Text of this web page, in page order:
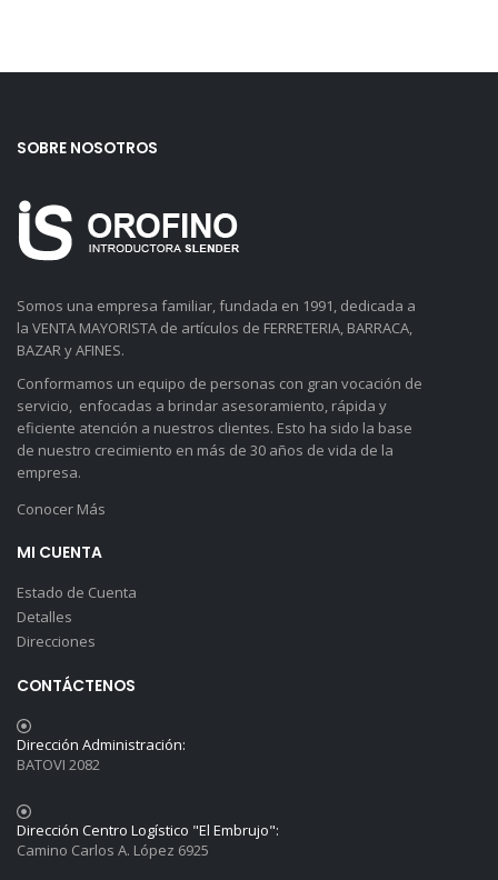
SOBRE NOSOTROS
Somos una empresa familiar, fundada en 1991, dedicada a
la VENTA MAYORISTA de artículos de FERRETERIA, BARRACA,
BAZAR y AFINES.
Conformamos un equipo de personas con gran vocación de
servicio, enfocadas a brindar asesoramiento, rápida y
eficiente atención a nuestros clientes. Esto ha sido la base
de nuestro crecimiento en más de 30 años de vida de la
empresa.
Conocer Más
MI CUENTA
Estado de Cuenta
Detalles
Direcciones
CONTÁCTENOS
Dirección Administración:
BATOVI 2082
Dirección Centro Logístico "El Embrujo":
Camino Carlos A. López 6925